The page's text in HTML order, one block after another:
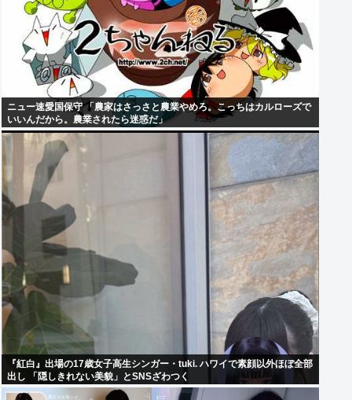
ニュー速愛国保守 「農家はさっさと農業やめろ。こっちはカルローズで
いいんだから。農業されたら迷惑だ」
『紅白』出場の17歳女子高生シンガー・tuki. ハワイで素顔以外ほぼ全部
出し 「隠しきれない美貌」とSNSざわつく